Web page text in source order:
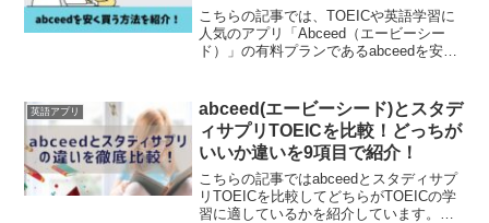
こちらの記事では、TOEICや英語学習に
人気のアプリ「Abceed（エービーシー
ド）」の有料プランであるabceedを安く
ャンペーンや年額プランを利用するのが
おす...
英語アプリ
abceed(エービーシード)とスタデ
ィサプリTOEICを比較！どっちが
いいか違いを9項目で紹介！
こちらの記事ではabceedとスタディサプ
リTOEICを比較してどちらがTOEICの学
習に適しているかを紹介しています。